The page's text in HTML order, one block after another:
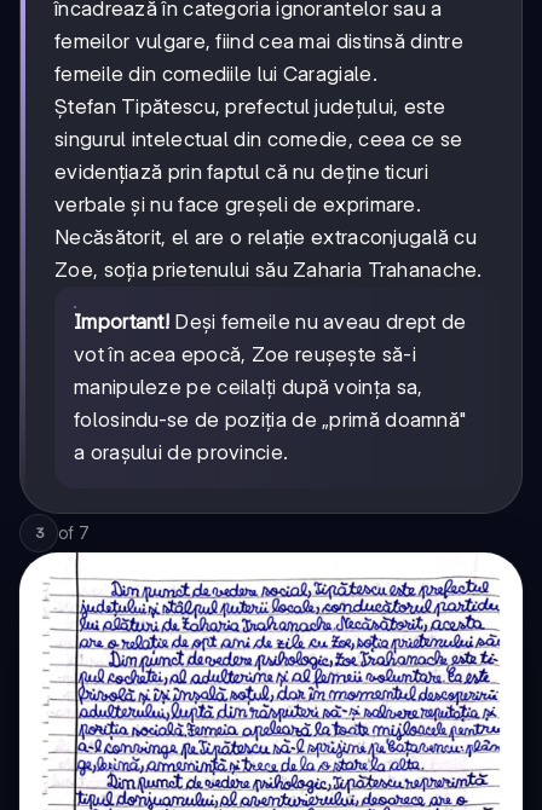
încadrează în categoria ignorantelor sau a
femeilor vulgare, fiind cea mai distinsă dintre
femeile din comediile lui Caragiale.
Ștefan Tipătescu, prefectul județului, este
singurul intelectual din comedie, ceea ce se
evidențiază prin faptul că nu deține ticuri
verbale și nu face greșeli de exprimare.
Necăsătorit, el are o relație extraconjugală cu
Zoe, soția prietenului său Zaharia Trahanache.
Important! Deși femeile nu aveau drept de
vot în acea epocă, Zoe reușește să-i
manipuleze pe ceilalți după voința sa,
folosindu-se de poziția de „primă doamnă"
a orașului de provincie.
3 of 7